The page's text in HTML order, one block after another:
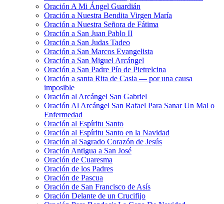
Oración A Mi Ángel Guardián
Oración a Nuestra Bendita Virgen María
Oración a Nuestra Señora de Fátima
Oración a San Juan Pablo II
Oración a San Judas Tadeo
Oración a San Marcos Evangelista
Oración a San Miguel Arcángel
Oración a San Padre Pío de Pietrelcina
Oración a santa Rita de Casia — por una causa
imposible
Oración al Arcángel San Gabriel
Oración Al Arcángel San Rafael Para Sanar Un Mal o
Enfermedad
Oración al Espíritu Santo
Oración al Espíritu Santo en la Navidad
Oración al Sagrado Corazón de Jesús
Oración Antigua a San José
Oración de Cuaresma
Oración de los Padres
Oración de Pascua
Oración de San Francisco de Asís
Oración Delante de un Crucifijo